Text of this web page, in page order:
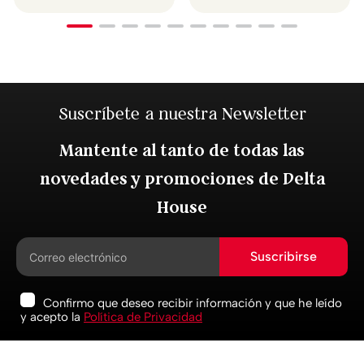
Suscríbete a nuestra Newsletter
Mantente al tanto de todas las
novedades y promociones de Delta
House
Suscribirse
Confirmo que deseo recibir información y que he leído
y acepto la Política de Privacidad